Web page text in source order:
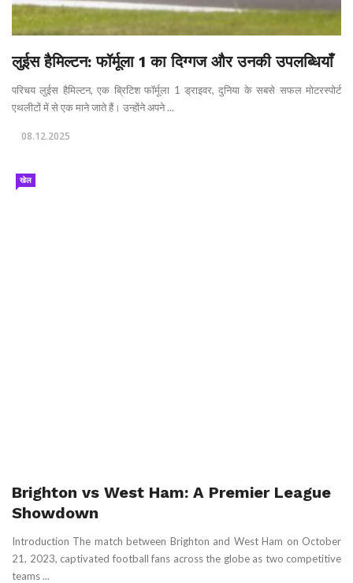
लुईस हैमिल्टन: फॉर्मूला 1 का दिग्गज और उनकी उपलब्धियाँ
परिचय लुईस हैमिल्टन, एक ब्रिटिश फॉर्मूला 1 ड्राइवर, दुनिया के सबसे सफल मोटरस्पोर्ट
एथलीटों में से एक माने जाते हैं। उन्होंने अपने ...
08.12.2025
खेल
Brighton vs West Ham: A Premier League
Showdown
Introduction The match between Brighton and West Ham on October
21, 2023, captivated football fans across the globe as two competitive
teams ...